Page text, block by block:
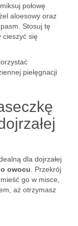
połowę
aloesowy oraz
Stosuj tę
cieszyć się
pielęgnacji
dla dojrzałej
owocu . Przekrój
go w misce,
aż otrzymasz